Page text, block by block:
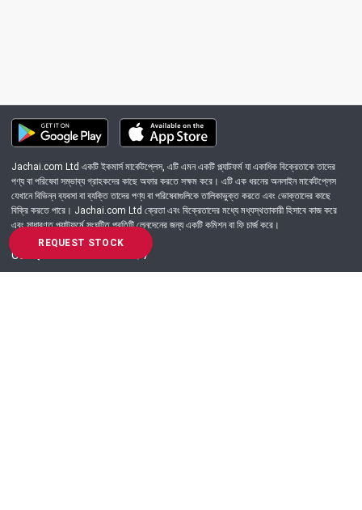
REQUEST STOCK
Jachai.com Ltd একটি ইকমার্স মার্কেটপ্লেস, এটি এমন একটি প্ল্যাটফর্ম যা একাধিক বিক্রেতাকে তাদের
পণ্য বা পরিষেবা সম্ভাব্য গ্রাহকদের কাছে অফার করতে সক্ষম করে। এটি এক ধরনের অনলাইন মার্কেটপ্লেস
যেখানে বিভিন্ন ব্যবসা বা ব্যক্তি তাদের পণ্য বা পরিষেবাগুলিকে তালিকাভুক্ত করতে এবং ভোক্তাদের কাছে
বিক্রি করতে পারে। Jachai.com Ltd ক্রেতা এবং বিক্রেতাদের মধ্যে মধ্যস্থতাকারী হিসাবে কাজ করে
এবং সাধারণত প্ল্যাটফর্মে সংঘটিত প্রতিটি লেনদেনের জন্য একটি কমিশন বা ফি চার্জ করে।
Got Question? Call us 24/7